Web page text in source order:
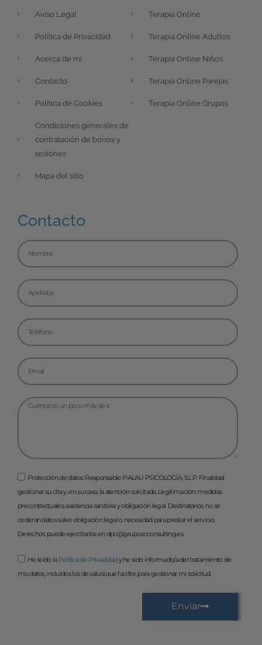
Aviso Legal
Política de Privacidad
Acerca de mí
Contacto
Política de Cookies
Condiciones generales de
contratación de bonos y
sesiones
Mapa del sitio
Terapia Online
Terapia Online Adultos
Terapia Online Niños
Terapia Online Parejas
Terapia Online Grupos
Contacto
Protección de datos: Responsable: PALAU PSICOLOGÍA, S.L.P. Finalidad:
gestionar su cita y, en su caso, la atención solicitada. Legitimación: medidas
precontractuales, asistencia sanitaria y obligación legal. Destinatarios: no se
cederán datos salvo obligación legal o necesidad para prestar el servicio.
Derechos: puede ejercitarlos en dpo@grupoacconsulting.es.
He leído la Política de Privacidady he sido informado/a del tratamiento de
mis datos, incluidos los de salud que facilite, para gestionar mi solicitud.
Enviar